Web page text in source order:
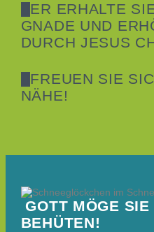
ER ERHALTE
GNADE UND
DURCH JESUS
FREUEN SIE
NÄHE!
GOTT MÖGE
BEHÜTEN!